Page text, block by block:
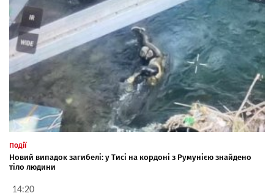
Події
Новий випадок загибелі: у Тисі на кордоні з Румунією знайдено
тіло людини
14:20